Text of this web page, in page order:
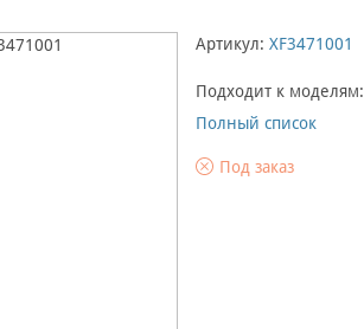
Артикул: XF3471001
Подходит к моделям:
Полный список
Под заказ